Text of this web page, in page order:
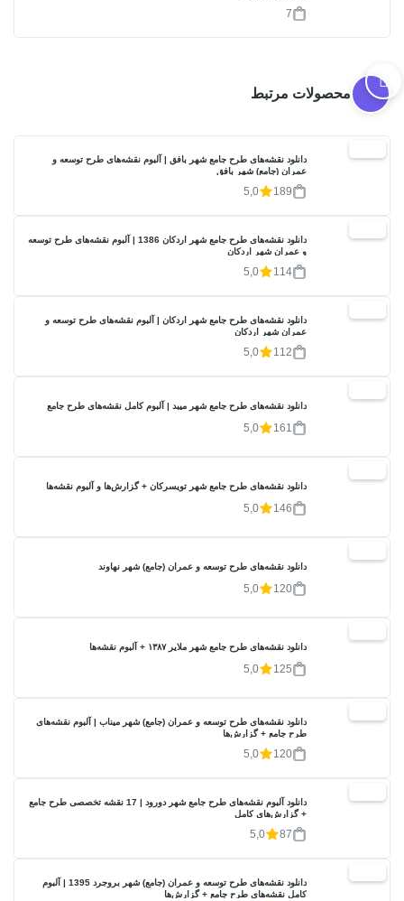
7
محصولات مرتبط
دانلود نقشه‌های طرح جامع شهر بافق | آلبوم نقشه‌های طرح توسعه و
عمران (جامع) شهر بافق
189
5,0
دانلود نقشه‌های طرح جامع شهر اردکان 1386 | آلبوم نقشه‌های طرح توسعه
و عمران شهر اردکان
114
5,0
دانلود نقشه‌های طرح جامع شهر اردکان | آلبوم نقشه‌های طرح توسعه و
عمران شهر اردکان
112
5,0
دانلود نقشه‌های طرح جامع شهر میبد | آلبوم کامل نقشه‌های طرح جامع
161
5,0
دانلود نقشه‌های طرح جامع شهر تویسرکان + گزارش‌ها و آلبوم نقشه‌ها
146
5,0
دانلود نقشه‌های طرح توسعه و عمران (جامع) شهر نهاوند
120
5,0
دانلود نقشه‌های طرح جامع شهر ملایر ۱۳۸۷ + آلبوم نقشه‌ها
125
5,0
دانلود نقشه‌های طرح توسعه و عمران (جامع) شهر میناب | آلبوم نقشه‌های
طرح جامع + گزارش‌ها
120
5,0
دانلود آلبوم نقشه‌های طرح جامع شهر دورود | 17 نقشه تخصصی طرح جامع
+ گزارش‌های کامل
87
5,0
دانلود نقشه‌های طرح توسعه و عمران (جامع) شهر بروجرد 1395 | آلبوم
کامل نقشه‌های طرح جامع + گزارش‌ها